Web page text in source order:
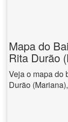
Mapa do
Rita Durão
Veja o mapa do
Durão